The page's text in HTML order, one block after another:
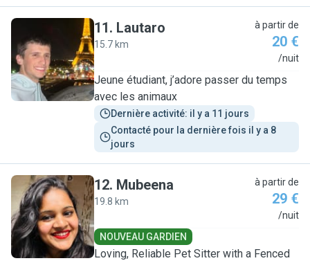
L
11. Lautaro
15.7 km
à partir de
20 €
/nuit
Jeune étudiant, j’adore passer du temps
avec les animaux
Dernière activité: il y a 11 jours
Contacté pour la dernière fois il y a 8
jours
M
12. Mubeena
19.8 km
à partir de
29 €
/nuit
NOUVEAU GARDIEN
Loving, Reliable Pet Sitter with a Fenced